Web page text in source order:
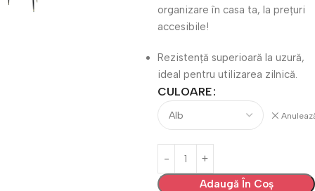
organizare în casa ta, la prețuri
accesibile!
Rezistență superioară la uzură,
ideal pentru utilizarea zilnică.
CULOARE
Adaugă În Coș